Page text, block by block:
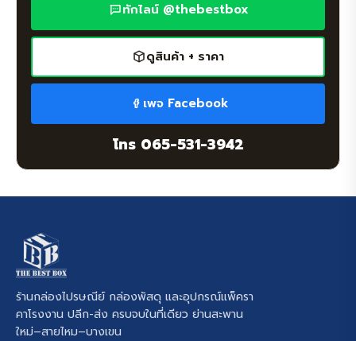
ทักไลน์ @thebestbox
ดูสินค้า + ราคา
เพจ Facebook
โทร 065-531-3942
ร้านกล่องไปรษณีย์ กล่องพัสดุ และอุปกรณ์แพ็ครา
คาโรงงาน ปลีก-ส่ง ครบจบในที่เดียว ย่านสะพาน
ใหม่–สายไหม–บางเขน